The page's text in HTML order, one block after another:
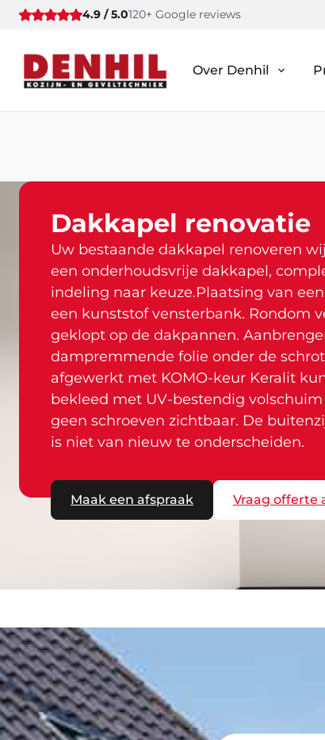
4.9 / 5.0120+ Google reviews
Over Denhil
Dakkapel renovatie
Uw bestaande dakkapel renoveren
een onderhoudsvrije dakkapel,
indeling naar keuze.Plaatsing van
een kunststof vensterbank. Rondom
geklopt op de dakpannen.
dampremmende folie onder de
afgewerkt met KOMO-keur Keralit
bekleed met UV-bestendig
geen schroeven zichtbaar. De
is niet van nieuw te onderscheiden.
Maak een afspraak Vraag offerte